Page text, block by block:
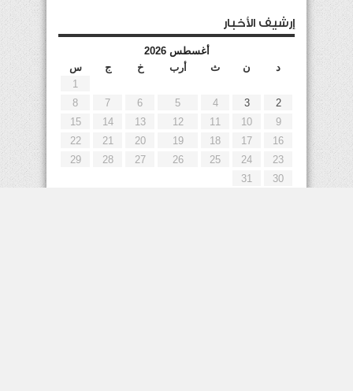
إرشيف الأخبار
أغسطس 2026
د
ن ث أرب خ ج
س
1
2
3
4
5
6
7
8
9
10
11
12
13
14
15
16
17
18
19
20
21
22
23
24
25
26
27
28
29
30
31